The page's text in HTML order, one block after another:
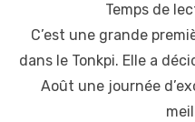
Temps de
C’est une grande
dans le Tonkpi. Elle a
Août une journée